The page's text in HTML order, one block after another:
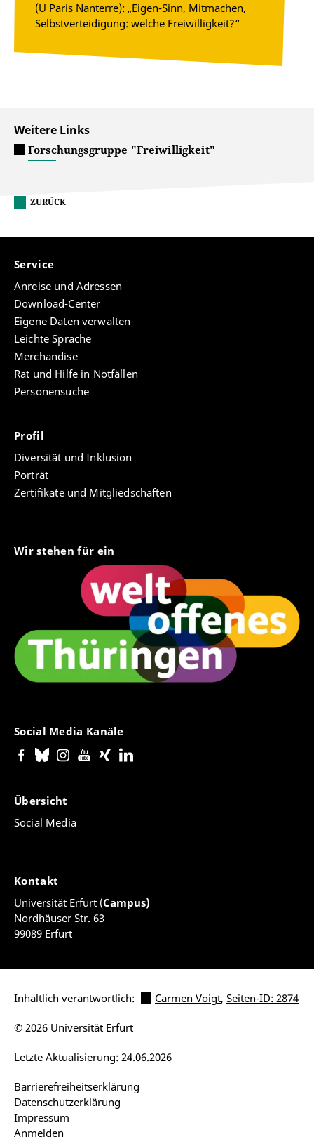
(U Paris Nanterre): „Eigen-Sinn, Mitmachen,
Selbstverteidigung: welche Freiwilligkeit?“
Weitere Links
Forschungsgruppe "Freiwilligkeit"
ZURÜCK
Service
Anreise und Adressen
Download-Center
Eigene Daten verwalten
Leichte Sprache
Merchandise
Rat und Hilfe in Notfällen
Personensuche
Profil
Diversität und Inklusion
Porträt
Zertifikate und Mitgliedschaften
Wir stehen für ein
Social Media Kanäle
Übersicht
Social Media
Kontakt
Universität Erfurt (Campus)
Nordhäuser Str. 63
99089 Erfurt
Inhaltlich verantwortlich: Carmen Voigt, Seiten-ID: 2874
Barrierefreiheitserklärung
Datenschutzerklärung
Impressum
Anmelden
Letzte Aktualisierung: 24.06.2026
© 2026 Universität Erfurt